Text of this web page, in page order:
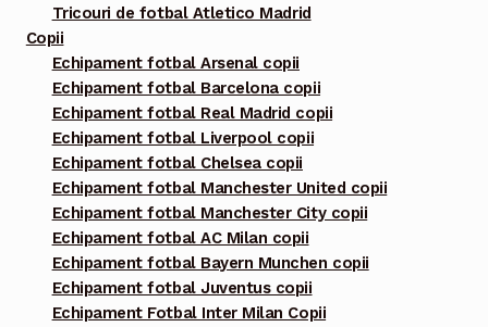
Tricouri de fotbal Atletico Madrid
Copii
Echipament fotbal Arsenal copii
Echipament fotbal Barcelona copii
Echipament fotbal Real Madrid copii
Echipament fotbal Liverpool copii
Echipament fotbal Chelsea copii
Echipament fotbal Manchester United copii
Echipament fotbal Manchester City copii
Echipament fotbal AC Milan copii
Echipament fotbal Bayern Munchen copii
Echipament fotbal Juventus copii
Echipament Fotbal Inter Milan Copii